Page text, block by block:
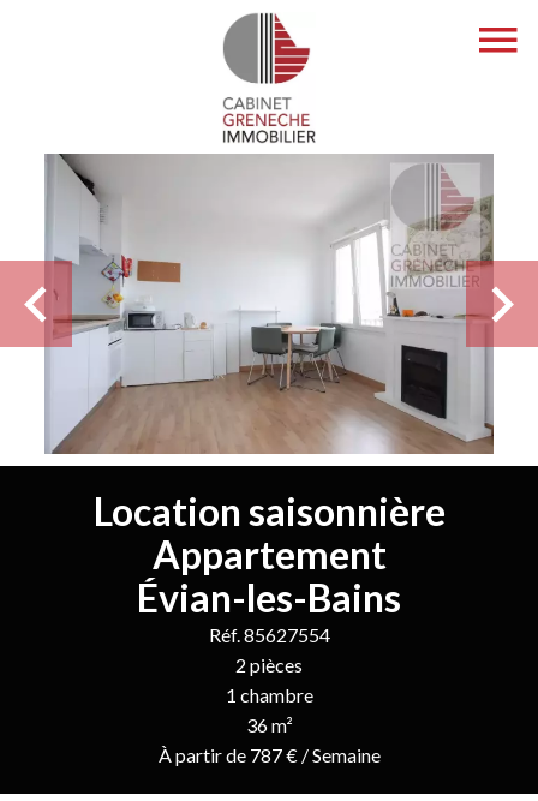
Location saisonnière
Appartement
Évian-les-Bains
Réf. 85627554
2 pièces
1 chambre
36 m²
À partir de 787 € / Semaine